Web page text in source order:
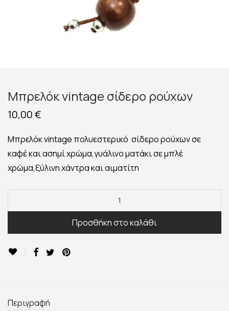
Μπρελόκ vintage σίδερο ρούχων
10,00€
Μπρελόκ vintage πολυεστερικό σίδερο ρούχων σε
καφέ και ασημί χρώμα,γυάλινο ματάκι σε μπλέ
χρώμα,ξύλινη χάντρα και αιματίτη
Προσθήκη στο καλάθι
Περιγραφή